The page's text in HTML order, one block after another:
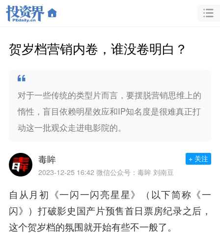
贺岁档营销内卷，谁没卷明白？
对于一些传统的类型片而言，要摆脱营销思维上的
惰性，盲目依赖明星效应和IP知名度是很难真正打
动这一批观众走进电影院的。
毒眸
2023-12-25 16:42 微信公众号：毒眸 刘南豆
+ 关注
自从月初《一闪一闪亮星星》（以下简称《一
闪》）打破影史国产片预售首日票房纪录之后，
这个贺岁档的氛围就开始有些不一般了。